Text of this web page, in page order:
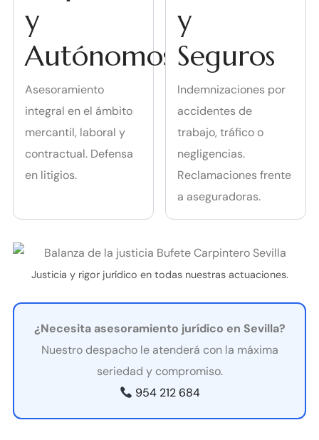
y
Autónomos
Asesoramiento
integral en el ámbito
mercantil, laboral y
contractual. Defensa
en litigios.
y
Seguros
Indemnizaciones por
accidentes de
trabajo, tráfico o
negligencias.
Reclamaciones frente
a aseguradoras.
Justicia y rigor jurídico en todas nuestras actuaciones.
¿Necesita asesoramiento jurídico en Sevilla?
Nuestro despacho le atenderá con la máxima
seriedad y compromiso.
954 212 684